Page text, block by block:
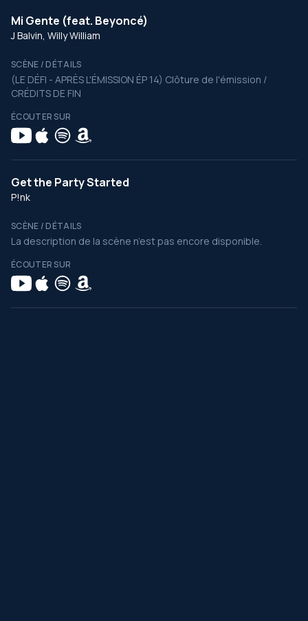
Mi Gente (feat. Beyoncé)
J Balvin, Willy William
SCÈNE / DÉTAILS
(LE DÉFI - APRÈS L'ÉMISSION ÉP 14) Clôture de l'émission /
CRÉDITS DE FIN
ÉCOUTER SUR
Get the Party Started
P!nk
SCÈNE / DÉTAILS
La description de la scène n’est pas encore disponible.
ÉCOUTER SUR